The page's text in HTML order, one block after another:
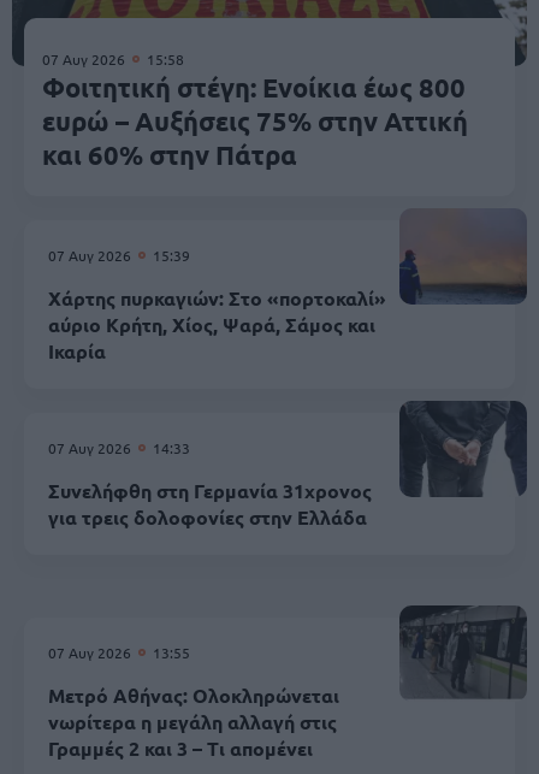
07 Αυγ 2026 15:58
Φοιτητική στέγη: Ενοίκια έως 800
ευρώ – Αυξήσεις 75% στην Αττική
και 60% στην Πάτρα
07 Αυγ 2026 15:39
Χάρτης πυρκαγιών: Στο «πορτοκαλί»
αύριο Κρήτη, Χίος, Ψαρά, Σάμος και
Ικαρία
07 Αυγ 2026 14:33
Συνελήφθη στη Γερμανία 31χρονος
για τρεις δολοφονίες στην Ελλάδα
07 Αυγ 2026 13:55
Μετρό Αθήνας: Ολοκληρώνεται
νωρίτερα η μεγάλη αλλαγή στις
Γραμμές 2 και 3 – Τι απομένει